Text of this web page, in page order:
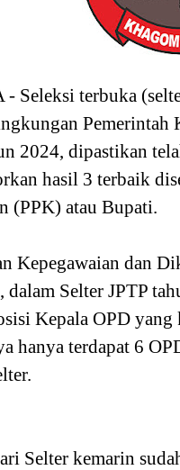
Seleksi terbuka
Pemerintah
2024, dipastikan
hasil 3 terbaik
(PPK) atau Bupati.
Kepegawaian dan
dalam Selter JPTP
Kepala OPD yang
hanya terdapat 6
Selter kemarin